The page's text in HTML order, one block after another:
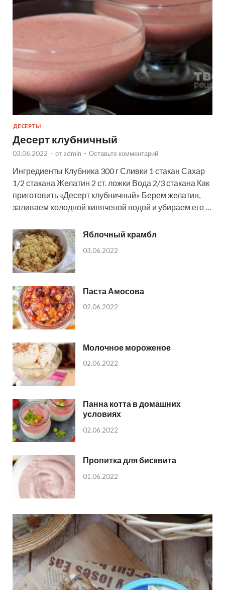
ДЕСЕРТЫ
Десерт клубничный
03.06.2022 - от admin - Оставьте комментарий
Ингредиенты Клубника 300 г Сливки 1 стакан Сахар
1/2 стакана Желатин 2 ст. ложки Вода 2/3 стакана Как
приготовить «Десерт клубничный» Берем желатин,
заливаем холодной кипяченой водой и убираем его …
Яблочный крамбл
03.06.2022
Паста Амосова
02.06.2022
Молочное мороженое
02.06.2022
Панна котта в домашних
условиях
02.06.2022
Пропитка для бисквита
01.06.2022